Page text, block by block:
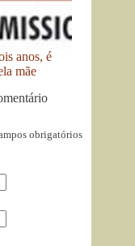
anos, é
mãe
obrigatórios